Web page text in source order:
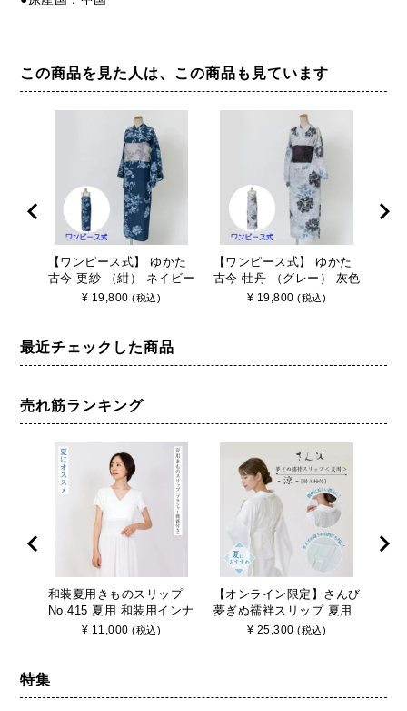
この商品を見た人は、この商品も見ています
【ワンピース式】 ゆかた
古今 更紗 （紺） ネイビー
簡単着付 仕立て上がり
¥ 19,800 (税込)
【ワンピース式】 ゆかた
古今 牡丹 （グレー） 灰色
簡単着付 仕立て上がり
¥ 19,800 (税込)
最近チェックした商品
売れ筋ランキング
和装夏用きものスリップ
No.415 夏用 和装用インナ
ー さんび 日本製
¥ 11,000 (税込)
【オンライン限定】さんび
夢ぎぬ襦袢スリップ 夏用
≪涼≫ 東レセオα シルジ
¥ 25,300 (税込)
特集